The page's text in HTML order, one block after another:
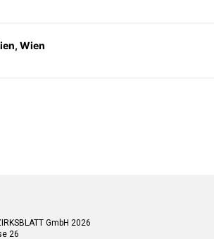
Wien
GmbH 2026
26